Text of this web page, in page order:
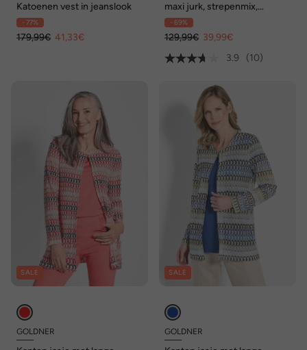
Katoenen vest in jeanslook
- 77%
179,99€ 41,33€
maxi jurk, strepenmix,
overhemdkraag, lange
mouwen, Lyocell mix
- 69%
129,99€ 39,99€
3.9
(10)
SALE
GOLDNER
SALE
GOLDNER